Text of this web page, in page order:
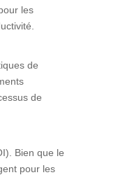
les
de
de
Bien que le
pour les